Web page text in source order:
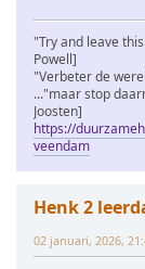
"Try and leave
Powell]
"Verbeter de
..."maar stop
Joosten]
https://
veendam
Henk 2
02 januari, 2026,